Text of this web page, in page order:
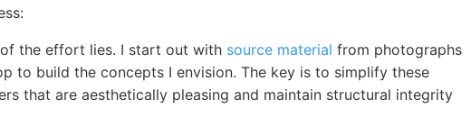
the effort lies. I start out with source material from photographs
to build the concepts I envision. The key is to simplify these
that are aesthetically pleasing and maintain structural integrity